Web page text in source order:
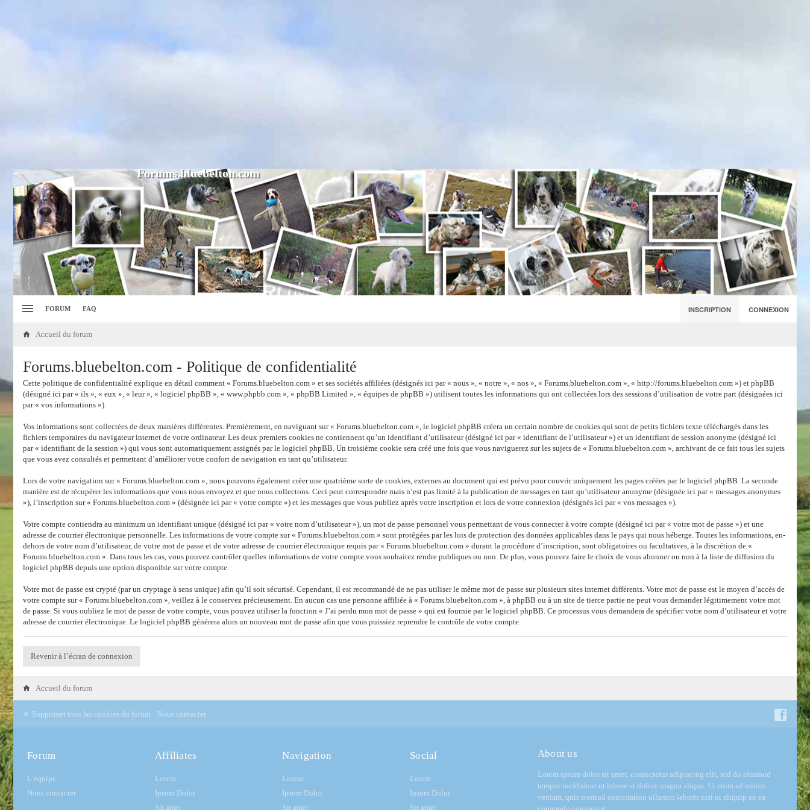
Forums.bluebelton.com
FORUM FAQ INSCRIPTION CONNEXION
Accueil du forum
Forums.bluebelton.com - Politique de confidentialité
Cette politique de confidentialité explique en détail comment « Forums.bluebelton.com » et ses sociétés affiliées (désignés ici par « nous », « notre », « nos », « Forums.bluebelton.com », « http://forums.bluebelton.com ») et phpBB
(désigné ici par « ils », « eux », « leur », « logiciel phpBB », « www.phpbb.com », « phpBB Limited », « équipes de phpBB ») utilisent toutes les informations qui ont collectées lors des sessions d’utilisation de votre part (désignées ici
par « vos informations »).
Vos informations sont collectées de deux manières différentes. Premièrement, en naviguant sur « Forums.bluebelton.com », le logiciel phpBB créera un certain nombre de cookies qui sont de petits fichiers texte téléchargés dans les
fichiers temporaires du navigateur internet de votre ordinateur. Les deux premiers cookies ne contiennent qu’un identifiant d’utilisateur (désigné ici par « identifiant de l’utilisateur ») et un identifiant de session anonyme (désigné ici
par « identifiant de la session ») qui vous sont automatiquement assignés par le logiciel phpBB. Un troisième cookie sera créé une fois que vous naviguerez sur les sujets de « Forums.bluebelton.com », archivant de ce fait tous les sujets
que vous avez consultés et permettant d’améliorer votre confort de navigation en tant qu’utilisateur.
Lors de votre navigation sur « Forums.bluebelton.com », nous pouvons également créer une quatrième sorte de cookies, externes au document qui est prévu pour couvrir uniquement les pages créées par le logiciel phpBB. La seconde
manière est de récupérer les informations que vous nous envoyez et que nous collectons. Ceci peut correspondre mais n’est pas limité à la publication de messages en tant qu’utilisateur anonyme (désignée ici par « messages anonymes
»), l’inscription sur « Forums.bluebelton.com » (désignée ici par « votre compte ») et les messages que vous publiez après votre inscription et lors de votre connexion (désignés ici par « vos messages »).
Votre compte contiendra au minimum un identifiant unique (désigné ici par « votre nom d’utilisateur »), un mot de passe personnel vous permettant de vous connecter à votre compte (désigné ici par « votre mot de passe ») et une
adresse de courrier électronique personnelle. Les informations de votre compte sur « Forums.bluebelton.com » sont protégées par les lois de protection des données applicables dans le pays qui nous héberge. Toutes les informations, en-
dehors de votre nom d’utilisateur, de votre mot de passe et de votre adresse de courrier électronique requis par « Forums.bluebelton.com » durant la procédure d’inscription, sont obligatoires ou facultatives, à la discrétion de «
Forums.bluebelton.com ». Dans tous les cas, vous pouvez contrôler quelles informations de votre compte vous souhaitez rendre publiques ou non. De plus, vous pouvez faire le choix de vous abonner ou non à la liste de diffusion du
logiciel phpBB depuis une option disponible sur votre compte.
Votre mot de passe est crypté (par un cryptage à sens unique) afin qu’il soit sécurisé. Cependant, il est recommandé de ne pas utiliser le même mot de passe sur plusieurs sites internet différents. Votre mot de passe est le moyen d’accès de
votre compte sur « Forums.bluebelton.com », veillez à le conservez précieusement. En aucun cas une personne affiliée à « Forums.bluebelton.com », à phpBB ou à un site de tierce partie ne peut vous demander légitimement votre mot
de passe. Si vous oubliez le mot de passe de votre compte, vous pouvez utiliser la fonction « J’ai perdu mon mot de passe » qui est fournie par le logiciel phpBB. Ce processus vous demandera de spécifier votre nom d’utilisateur et votre
adresse de courrier électronique. Le logiciel phpBB générera alors un nouveau mot de passe afin que vous puissiez reprendre le contrôle de votre compte.
Revenir à l’écran de connexion
Accueil du forum
Supprimer tous les cookies du forum Nous contacter
Forum
L’équipe
Nous contacter
Affiliates
Lorem
Ipsum Dolor
Sit amet
Navigation
Lorem
Ipsum Dolor
Sit amet
Social
Lorem
Ipsum Dolor
Sit amet
About us
Lorem ipsum dolor sit amet, consectetur adipiscing elit, sed do eiusmod
tempor incididunt ut labore et dolore magna aliqua. Ut enim ad minim
veniam, quis nostrud exercitation ullamco laboris nisi ut aliquip ex ea